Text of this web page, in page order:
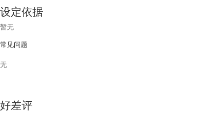
设定依据
暂无
常见问题
无
好差评